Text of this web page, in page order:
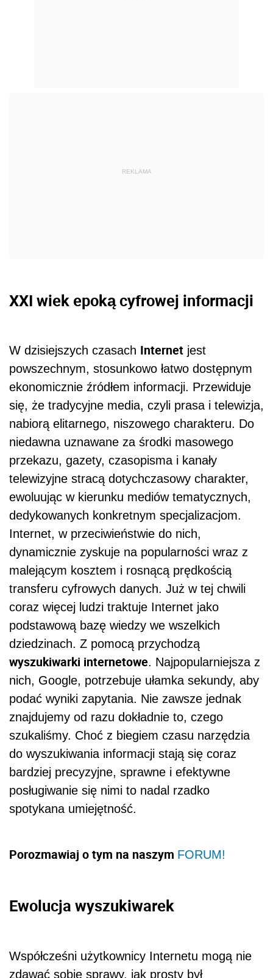
REKLAMA
XXI wiek epoką cyfrowej informacji
W dzisiejszych czasach Internet jest
powszechnym, stosunkowo łatwo dostępnym
ekonomicznie źródłem informacji. Przewiduje
się, że tradycyjne media, czyli prasa i telewizja,
nabiorą elitarnego, niszowego charakteru. Do
niedawna uznawane za środki masowego
przekazu, gazety, czasopisma i kanały
telewizyjne stracą dotychczasowy charakter,
ewoluując w kierunku mediów tematycznych,
dedykowanych konkretnym specjalizacjom.
Internet, w przeciwieństwie do nich,
dynamicznie zyskuje na popularności wraz z
malejącym kosztem i rosnącą prędkością
transferu cyfrowych danych. Już w tej chwili
coraz więcej ludzi traktuje Internet jako
podstawową bazę wiedzy we wszelkich
dziedzinach. Z pomocą przychodzą
wyszukiwarki internetowe. Najpopularniejsza z
nich, Google, potrzebuje ułamka sekundy, aby
podać wyniki zapytania. Nie zawsze jednak
znajdujemy od razu dokładnie to, czego
szukaliśmy. Choć z biegiem czasu narzędzia
do wyszukiwania informacji stają się coraz
bardziej precyzyjne, sprawne i efektywne
posługiwanie się nimi to nadal rzadko
spotykana umiejętność.
Porozmawiaj o tym na naszym FORUM!
Ewolucja wyszukiwarek
Współcześni użytkownicy Internetu mogą nie
zdawać sobie sprawy, jak prosty był